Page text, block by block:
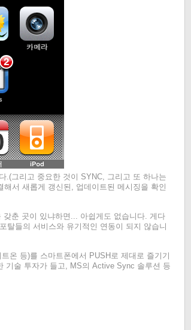
.(그리고 중요한 것이 SYNC, 그리고 또 하나는
서 새롭게 갱신된, 업데이트된 메시징을 확인
갖춘 곳이 있냐하면... 아쉽게도 없습니다. 게다
탈들의 서비스와 유기적인 연동이 되지 않습니
온 등)를 스마트폰에서 PUSH로 제대로 즐기기
기술 투자가 들고, MS의 Active Sync 솔루션 등